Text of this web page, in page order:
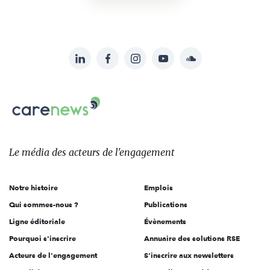
sur:
LinkedInFacebookInstagramYouTubeSoundcloud
Carenews,
Le
des
l'engagement
Le média des acteurs de l'engagement
Notre histoire
Qui sommes-nous ?
Ligne éditoriale
Pourquoi s'inscrire
Acteurs de l'engagement
Emplois
Publications
Évènements
Annuaire des solutions RSE
S'inscrire aux newsletters